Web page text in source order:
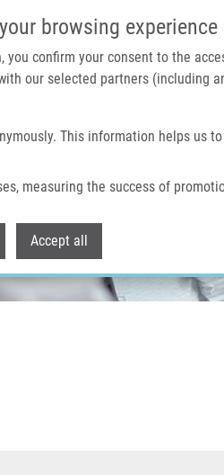
browsing
confirm your consent to the
our selected partners (including
This information helps us
measuring the success of
Accept all